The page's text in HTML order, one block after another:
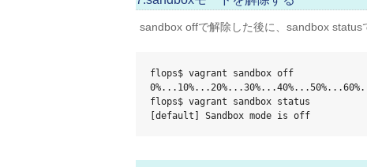
sandbox offで解除した後に、sandbox status
flops$ vagrant sandbox off
flops$ vagrant sandbox status
[default] Sandbox mode is off